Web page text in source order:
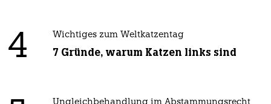
4 Wichtiges zum Weltkatzentag
7 Gründe, warum Katzen links sind